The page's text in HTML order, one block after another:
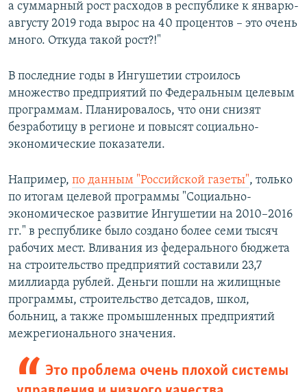
а суммарный рост расходов в республике к январю-
августу 2019 года вырос на 40 процентов – это очень
много. Откуда такой рост?!"
В последние годы в Ингушетии строилось
множество предприятий по Федеральным целевым
программам. Планировалось, что они снизят
безработицу в регионе и повысят социально-
экономические показатели.
Например, по данным "Российской газеты", только
по итогам целевой программы "Социально-
экономическое развитие Ингушетии на 2010–2016
гг." в республике было создано более семи тысяч
рабочих мест. Вливания из федерального бюджета
на строительство предприятий составили 23,7
миллиарда рублей. Деньги пошли на жилищные
программы, строительство детсадов, школ,
больниц, а также промышленных предприятий
межрегионального значения.
Это проблема очень плохой системы